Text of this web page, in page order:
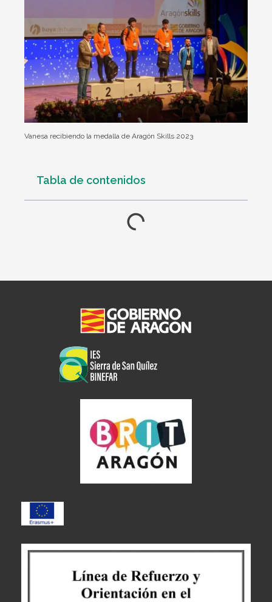
Vanesa recibiendo la medalla de Aragón Skills 2023
Tabla de contenidos